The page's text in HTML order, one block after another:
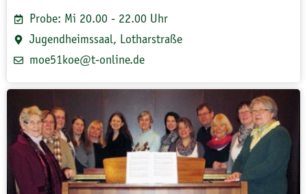
Probe: Mi 20.00 - 22.00 Uhr
Jugendheimssaal, Lotharstraße
moe51koe@t-online.de